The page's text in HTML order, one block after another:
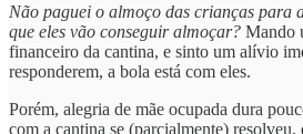
Não paguei o almoço das crianças para
que eles vão conseguir almoçar? Mando
financeiro da cantina, e sinto um alívio
responderem, a bola está com eles.
Porém, alegria de mãe ocupada dura
com a cantina se (parcialmente) resolveu,